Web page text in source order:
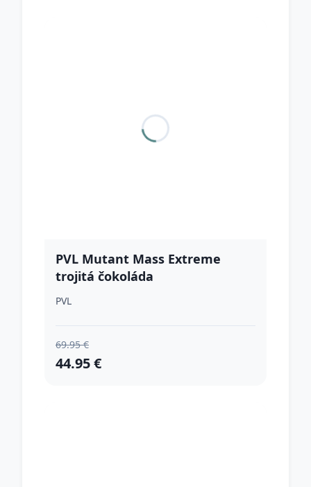
PVL Mutant Mass Extreme
trojitá čokoláda
PVL
69.95 €
44.95 €